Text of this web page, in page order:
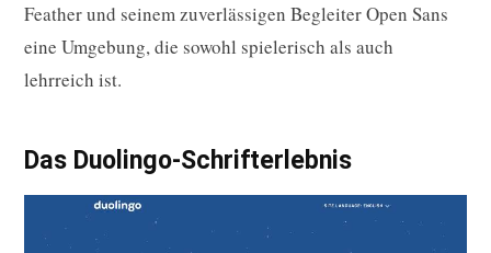
Feather und seinem zuverlässigen Begleiter Open Sans
eine Umgebung, die sowohl spielerisch als auch
lehrreich ist.
Das Duolingo-Schrifterlebnis